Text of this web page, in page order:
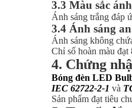
3.3 Màu sắc
Ánh sáng trắng đáp
3.4 Ánh sáng
Ánh sáng không
Chỉ số hoàn màu
4. Chứng
Bóng đèn LED
IEC 62722-2-1 và
Sản phẩm đạt tiêu